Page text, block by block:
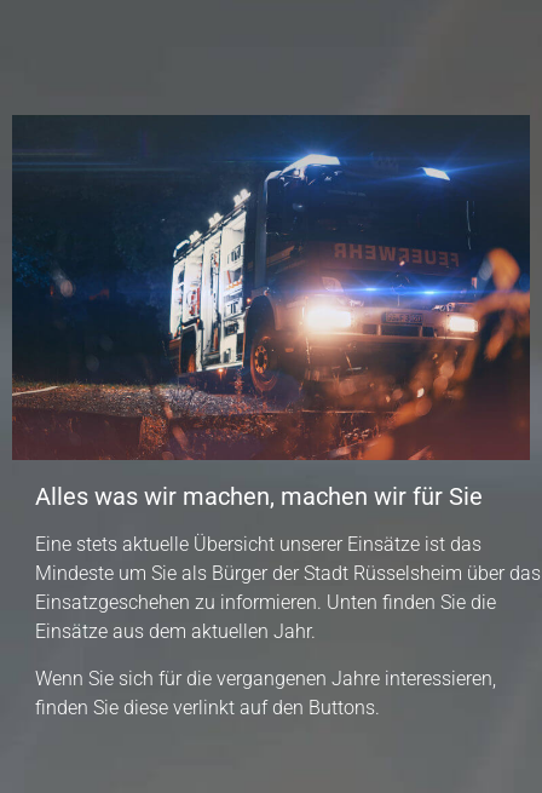
Alles was wir machen, machen wir für Sie
Eine stets aktuelle Übersicht unserer Einsätze ist das
Mindeste um Sie als Bürger der Stadt Rüsselsheim über das
Einsatzgeschehen zu informieren. Unten finden Sie die
Einsätze aus dem aktuellen Jahr.
Wenn Sie sich für die vergangenen Jahre interessieren,
finden Sie diese verlinkt auf den Buttons.